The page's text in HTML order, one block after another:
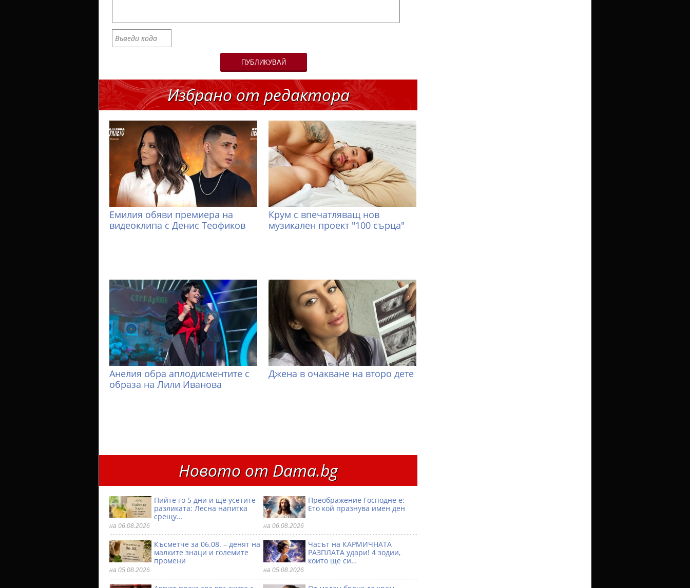
ПУБЛИКУВАЙ
Избрано от редактора
Емилия обяви премиера на
видеоклипа с Денис Теофиков
Крум с впечатляващ нов
музикален проект "100 сърца"
Анелия обра аплодисментите с
образа на Лили Иванова
Джена в очакване на второ дете
Новото от Dama.bg
Пийте го 5 дни и ще усетите
разликата: Лесна напитка
срещу…
на 06.08.2026
Преображение Господне е:
Ето кой празнува имен ден
на 06.08.2026
Късметче за 06.08. – денят на
малките знаци и големите
промени
на 05.08.2026
Часът на КАРМИЧНАТА
РАЗПЛАТА удари! 4 зодии,
които ще си…
на 05.08.2026